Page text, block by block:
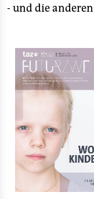
- und die